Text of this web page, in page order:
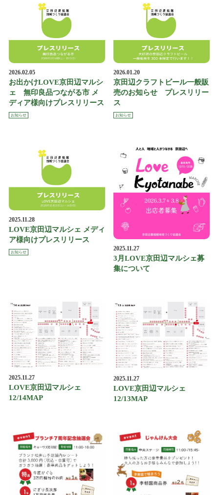
2026.02.05
お出かけLOVE京田辺マルシ
ェ 無印良品つながる市 メ
ディア様向けプレスリリース
お知らせ
2026.01.20
京田辺クラフトビール一般販
売のお知らせ プレスリリー
ス
お知らせ
2025.11.28
LOVE京田辺マルシェ メディ
ア様向けプレスリリース
お知らせ
2025.11.27
3月LOVE京田辺マルシェ募
集について
2025.11.27
LOVE京田辺マルシェ
12/14MAP
2025.11.27
LOVE京田辺マルシェ
12/13MAP